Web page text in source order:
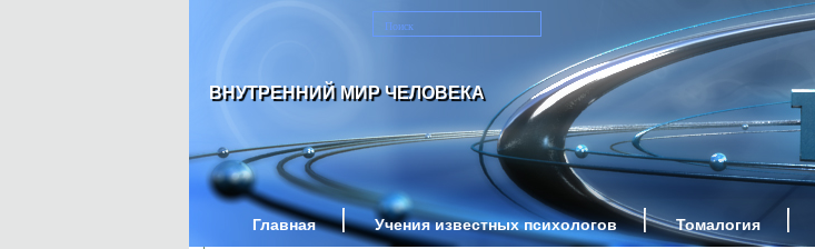
ВНУТРЕННИЙ МИР ЧЕЛОВЕКА
Главная Учения известных психологов Томалогия